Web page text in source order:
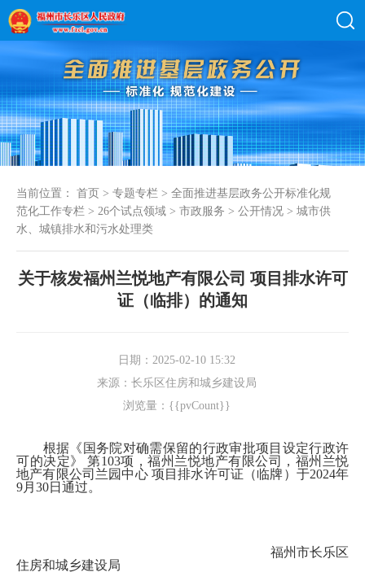
当前位置： 首页 > 专题专栏 > 全面推进基层政务公开标准化规
范化工作专栏 > 26个试点领域 > 市政服务 > 公开情况 > 城市供
水、城镇排水和污水处理类
关于核发福州兰悦地产有限公司 项目排水许可
证（临排）的通知
日期：2025-02-10 15:32
来源：长乐区住房和城乡建设局
浏览量：{{pvCount}}
根据《 国务院对确需保留的行政审批项目设定行政许
可的决定》
第103项，福州兰悦地产有限公司，福州兰悦
地产有限公司兰园中心 项目排水许可证（临牌）于2024年
9月 30日通过。
福州市长乐区
住房和城乡建设局